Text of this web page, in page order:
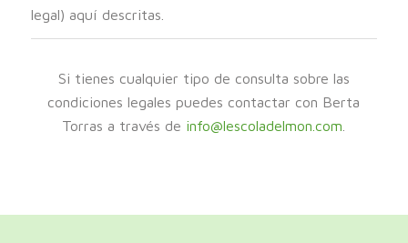
legal) aquí descritas.
Si tienes cualquier tipo de consulta sobre las
condiciones legales puedes contactar con Berta
Torras a través de info@lescoladelmon.com